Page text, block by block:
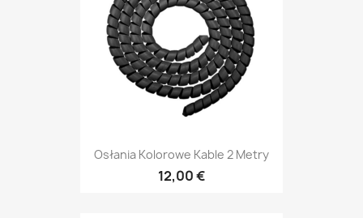
Osłania Kolorowe Kable 2 Metry
12,00 €